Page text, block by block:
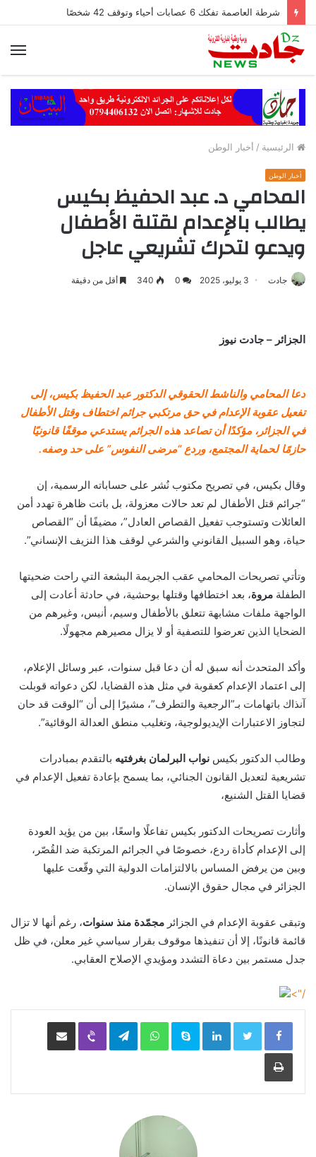
شرطة العاصمة تفكك 6 عصابات أحياء وتوقف 42 شخصًا
الرئيسية / أخبار الوطن
أخبار الوطن
المحامي د. عبد الحفيظ بكيس
يطالب بالإعدام لقتلة الأطفال
ويدعو لتحرك تشريعي عاجل
جادت 3 يوليو، 2025 0
340 أقل من دقيقة
الجزائر – جادت نيوز
دعا المحامي والناشط الحقوقي الدكتور عبد الحفيظ بكيس، إلى
تفعيل عقوبة الإعدام في حق مرتكبي جرائم اختطاف وقتل الأطفال
في الجزائر، مؤكدًا أن تصاعد هذه الجرائم يستدعي موقفًا قانونيًا
حازمًا لحماية المجتمع، وردع “مرضى النفوس” على حد وصفه.
وقال بكيس، في تصريح مكتوب نُشر على حساباته الرسمية، إن
“جرائم قتل الأطفال لم تعد حالات معزولة، بل باتت ظاهرة تهدد أمن
العائلات وتستوجب تفعيل القصاص العادل”، مضيفًا أن “القصاص
حياة، وهو السبيل القانوني والشرعي لوقف هذا النزيف الإنساني”.
وتأتي تصريحات المحامي عقب الجريمة البشعة التي راحت ضحيتها
الطفلة مروة، بعد اختطافها وقتلها بوحشية، في حادثة أعادت إلى
الواجهة ملفات مشابهة تتعلق بالأطفال وسيم، أنيس، وغيرهم من
الضحايا الذين تعرضوا للتصفية أو لا يزال مصيرهم مجهولًا.
وأكد المتحدث أنه سبق له أن دعا قبل سنوات، عبر وسائل الإعلام،
إلى اعتماد الإعدام كعقوبة في مثل هذه القضايا، لكن دعواته قوبلت
آنذاك باتهامات بـ”الرجعية والتطرف”، مشيرًا إلى أن “الوقت قد حان
لتجاوز الاعتبارات الإيديولوجية، وتغليب منطق العدالة الوقائية”.
وطالب الدكتور بكيس نواب البرلمان بغرفتيه بالتقدم بمبادرات
تشريعية لتعديل القانون الجنائي، بما يسمح بإعادة تفعيل الإعدام في
قضايا القتل الشنيع،
وأثارت تصريحات الدكتور بكيس تفاعلًا واسعًا، بين من يؤيد العودة
إلى الإعدام كأداة ردع، خصوصًا في الجرائم المرتكبة ضد القُصّر،
وبين من يرفض المساس بالالتزامات الدولية التي وقّعت عليها
الجزائر في مجال حقوق الإنسان.
وتبقى عقوبة الإعدام في الجزائر مجمّدة منذ سنوات، رغم أنها لا تزال
قائمة قانونًا، إلا أن تنفيذها موقوف بقرار سياسي غير معلن، في ظل
جدل مستمر بين دعاة التشدد ومؤيدي الإصلاح العقابي.
/">
LinkedIn
Skype
WhatsApp
Telegram
Viber مشاركة عبر البريد
طباعة